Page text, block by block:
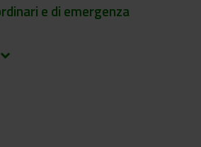
e di emergenza
keyboard_arrow_down